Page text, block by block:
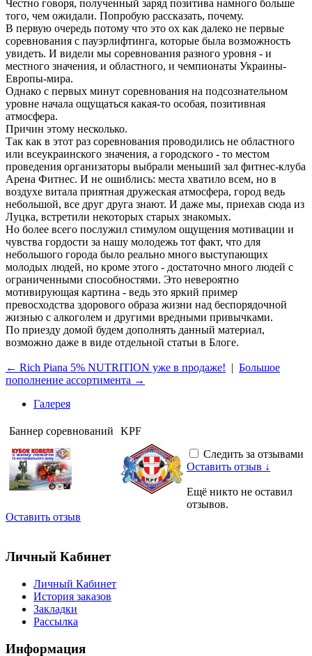
Честно говоря, полученный заряд позитива намного больше
того, чем ожидали. Попробую рассказать, почему.
В первую очередь потому что это ох как далеко не первые
соревнования с пауэрлифтинга, которые была возможность
увидеть. И видели мы соревнования разного уровня - и
местного значения, и областного, и чемпионаты Украины-
Европы-мира.
Однако с первых минут соревнования на подсознательном
уровне начала ощущаться какая-то особая, позитивная
атмосфера.
Причин этому несколько.
Так как в этот раз соревнования проводились не областного
или всеукраинского значения, а городского - то местом
проведения организаторы выбрали меньший зал фитнес-клуба
Арена Фитнес. И не ошиблись: места хватило всем, но в
воздухе витала приятная дружеская атмосфера, город ведь
небольшой, все друг друга знают. И даже мы, приехав сюда из
Луцка, встретили некоторых старых знакомых.
Но более всего послужил стимулом ощущения мотивации и
чувства гордости за нашу молодежь тот факт, что для
небольшого города было реально много выступающих
молодых людей, но кроме этого - достаточно много людей с
ограниченными способностями. Это невероятно
мотивирующая картина - ведь это яркий пример
превосходства здорового образа жизни над беспорядочной
жизнью с алкоголем и другими вредными привычками.
По приезду домой будем дополнять данный материал,
возможно даже в виде отдельной статьи в Блоге.
← Rich Piana 5% NUTRITION уже в продаже! | Большое
пополнение ассортимента →
Галерея
Баннер соревнований
KPF
Следить за отзывами
Оставить отзыв ↓
Ещё никто не оставил
отзывов.
Оставить отзыв
Личный Кабинет
Личный Кабинет
История заказов
Закладки
Рассылка
Информация